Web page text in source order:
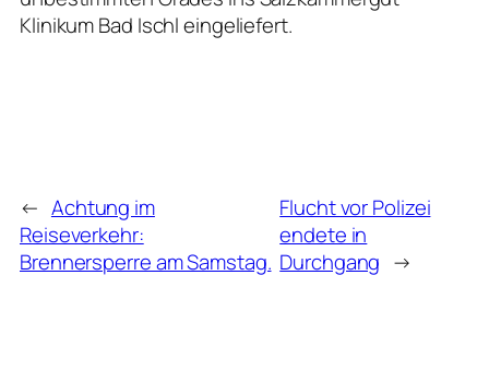
Klinikum Bad Ischl eingeliefert.
← Achtung im
Reiseverkehr:
Brennersperre am Samstag.
Flucht vor Polizei
endete in
Durchgang →